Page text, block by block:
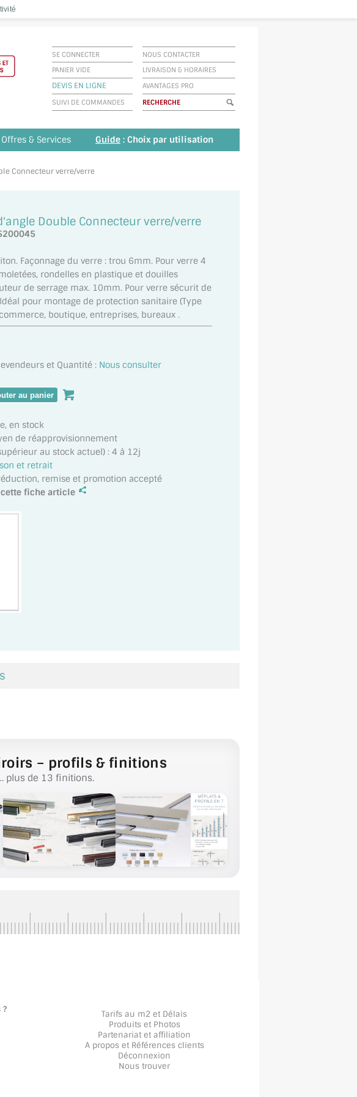
SE CONNECTER
NOUS CONTACTER
PANIER VIDE
LIVRAISON & HORAIRES
DEVIS EN LIGNE
AVANTAGES PRO
SUIVI DE COMMANDES
Offres & Services Guide : Choix par utilisation
Connecteur verre/verre
Double Connecteur verre/verre
Façonnage du verre : trou 6mm. Pour verre 4
rondelles en plastique et douilles
de serrage max. 10mm. Pour verre sécurit de
pour montage de protection sanitaire (Type
boutique, entreprises, bureaux .
et Quantité : Nous consulter
en stock
de réapprovisionnement
au stock actuel) : 4 à 12j
et retrait
remise et promotion accepté
cette fiche article
– profils & finitions
plus de 13 finitions.
?
Tarifs au m2 et Délais
Produits et Photos
Partenariat et affiliation
A propos et Références clients
Déconnexion
Nous trouver